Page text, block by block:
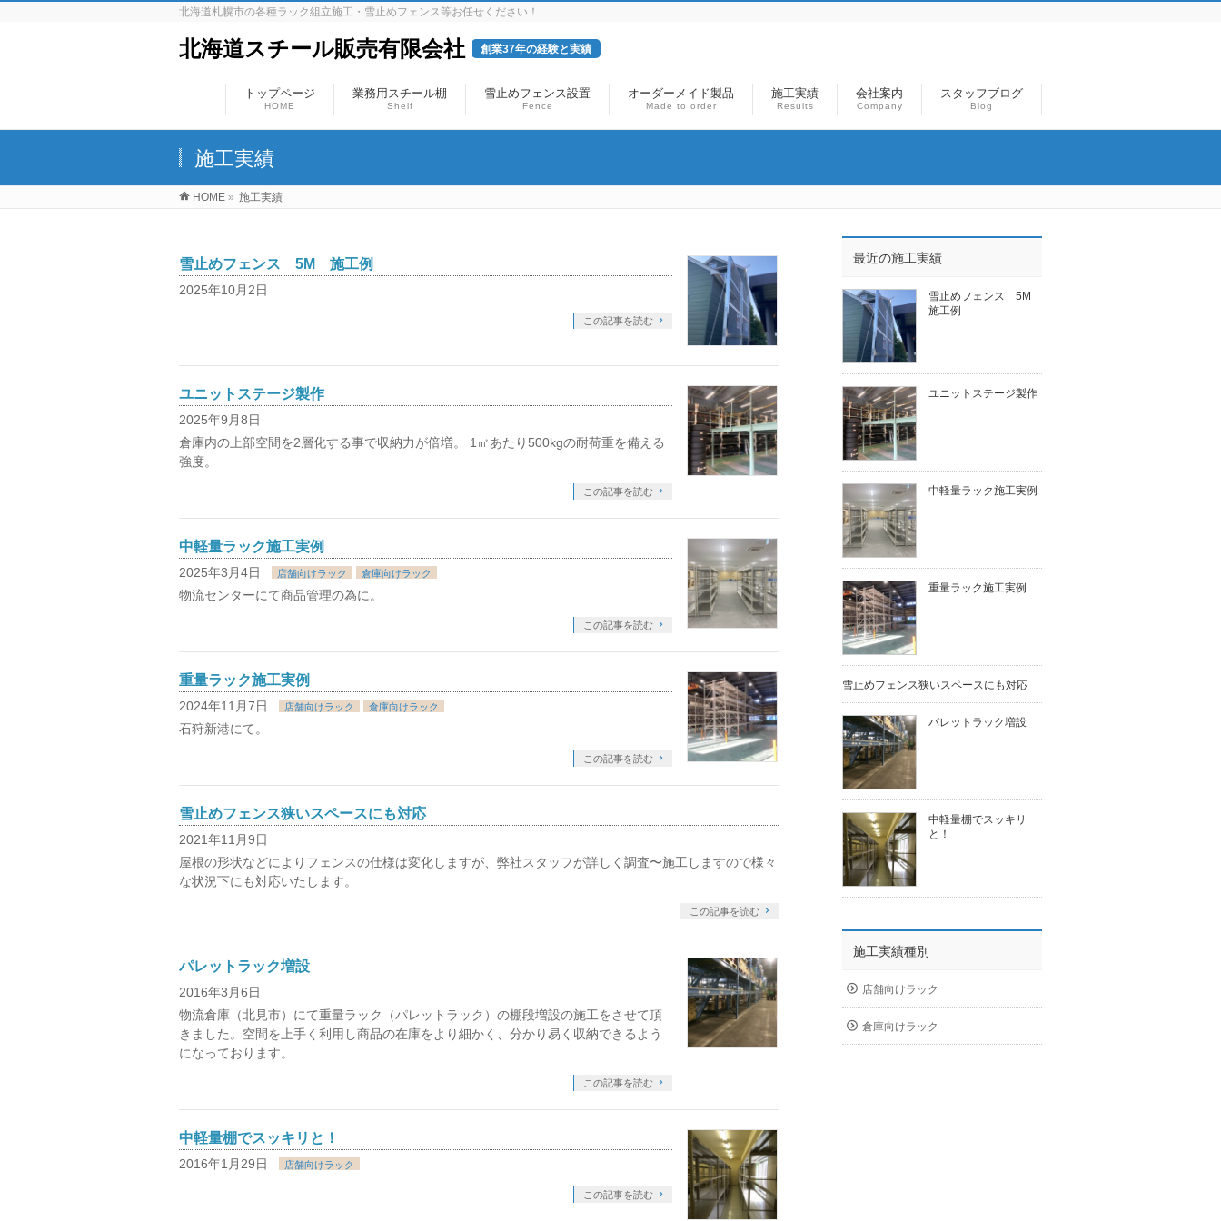
北海道札幌市の各種ラック組立施工・雪止めフェンス等お任せください！
北海道スチール販売有限会社 創業37年の経験と実績
トップページ
HOME
業務用スチール棚
Shelf
雪止めフェンス設置
Fence
オーダーメイド製品
Made to order
施工実績
Results
会社案内
Company
スタッフブログ
Blog
施工実績
HOME » 施工実績
雪止めフェンス 5M 施工例
2025年10月2日
この記事を読む
ユニットステージ製作
2025年9月8日
倉庫内の上部空間を2層化する事で収納力が倍増。 1㎡あたり500kgの耐荷重を備える
強度。
この記事を読む
中軽量ラック施工実例
2025年3月4日 店舗向けラック 倉庫向けラック
物流センターにて商品管理の為に。
この記事を読む
重量ラック施工実例
2024年11月7日 店舗向けラック 倉庫向けラック
石狩新港にて。
この記事を読む
雪止めフェンス狭いスペースにも対応
2021年11月9日
屋根の形状などによりフェンスの仕様は変化しますが、弊社スタッフが詳しく調査〜施工しますので様々
な状況下にも対応いたします。
この記事を読む
パレットラック増設
2016年3月6日
物流倉庫（北見市）にて重量ラック（パレットラック）の棚段増設の施工をさせて頂
きました。空間を上手く利用し商品の在庫をより細かく、分かり易く収納できるよう
になっております。
この記事を読む
中軽量棚でスッキリと！
2016年1月29日 店舗向けラック
この記事を読む
最近の施工実績
雪止めフェンス 5M
施工例
ユニットステージ製作
中軽量ラック施工実例
重量ラック施工実例
雪止めフェンス狭いスペースにも対応
パレットラック増設
中軽量棚でスッキリ
と！
施工実績種別
店舗向けラック
倉庫向けラック